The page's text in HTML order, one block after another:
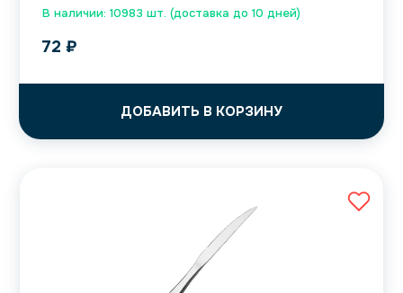
В наличии: 10983 шт. (доставка до 10 дней)
72 ₽
ДОБАВИТЬ В КОРЗИНУ